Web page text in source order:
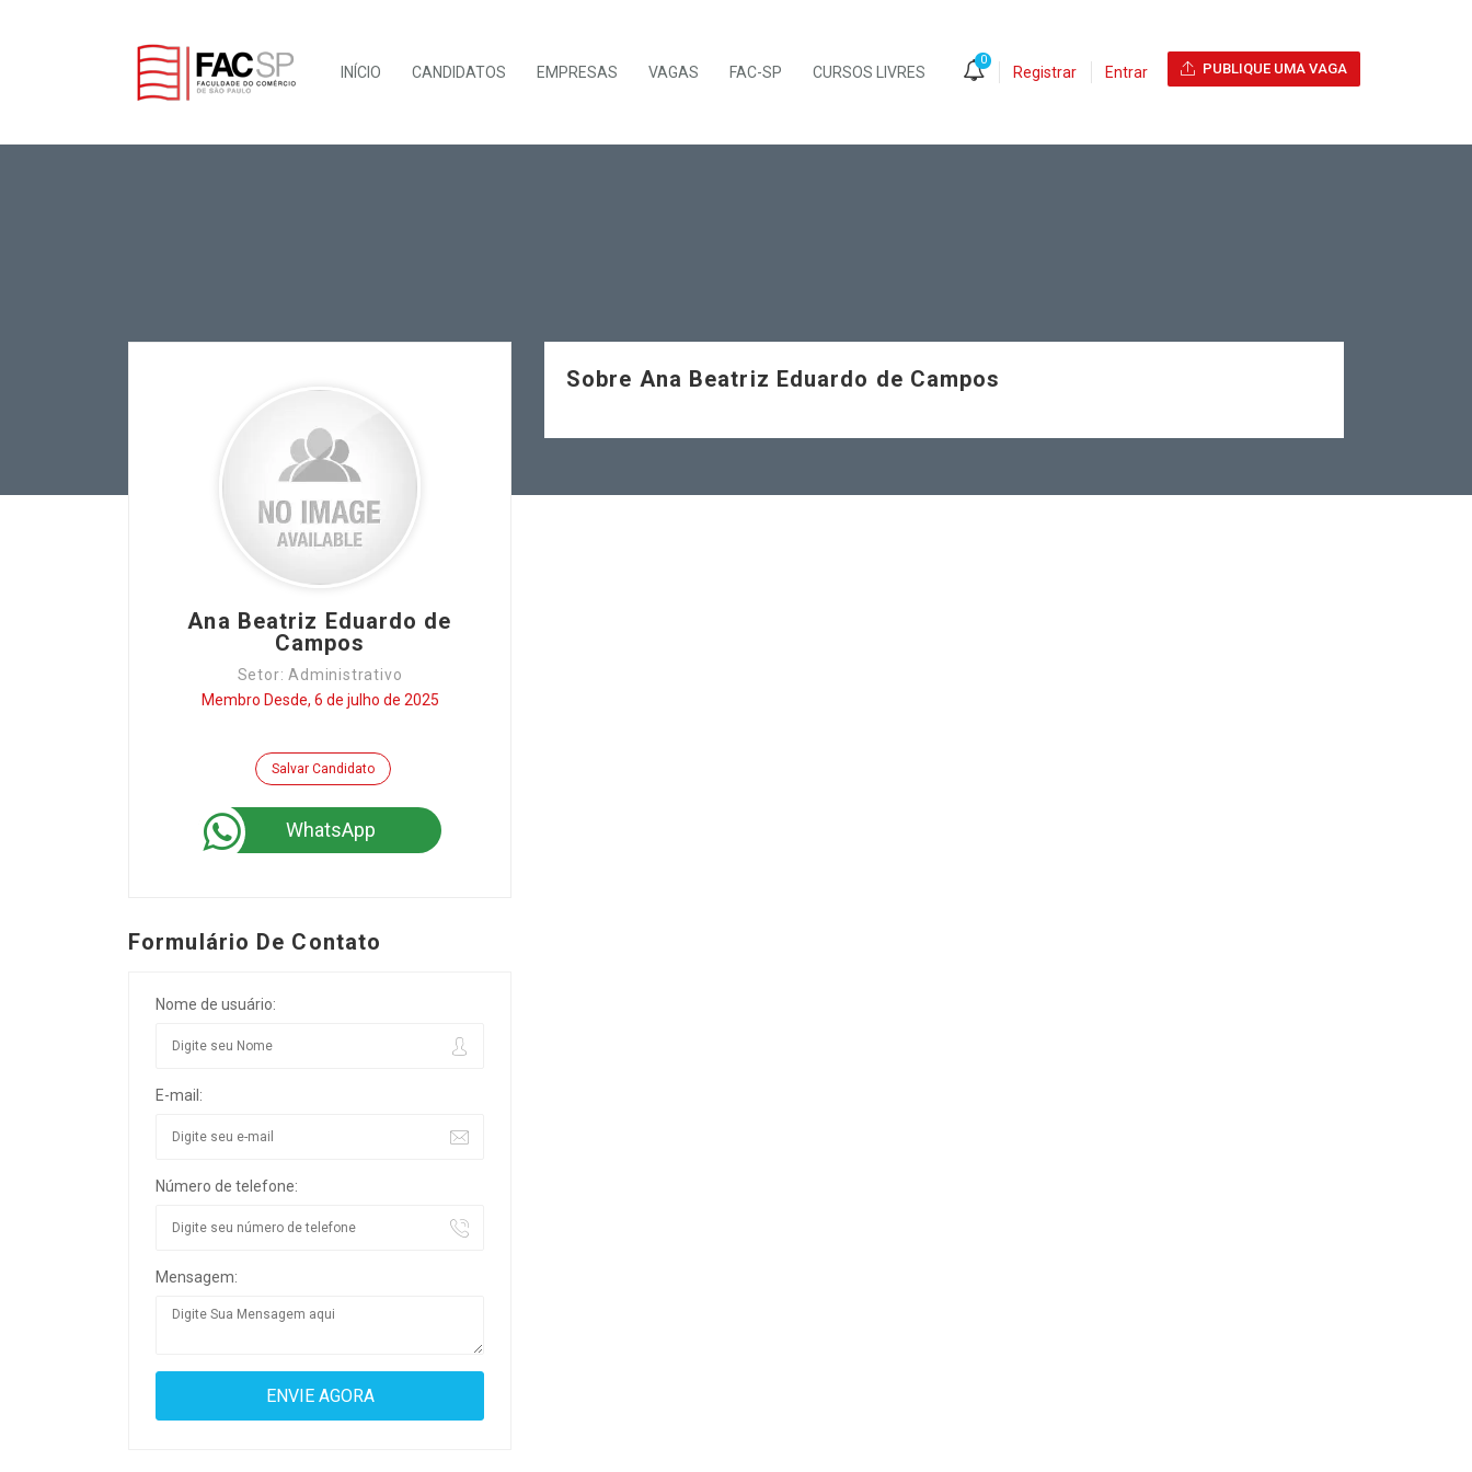
INÍCIO CANDIDATOS EMPRESAS VAGAS FAC-SP CURSOS LIVRES
0
Registrar Entrar PUBLIQUE UMA VAGA
Ana Beatriz Eduardo de
Campos
Setor: Administrativo
Membro Desde, 6 de julho de 2025
Salvar Candidato
WhatsApp
Formulário De Contato
Nome de usuário:
E-mail:
Número de telefone:
Mensagem:
Sobre Ana Beatriz Eduardo de Campos